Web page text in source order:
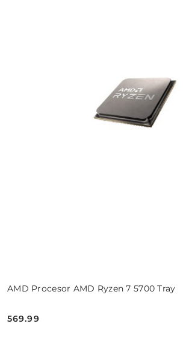
AMD Procesor AMD Ryzen 7 5700 Tray
Cena:
569.99